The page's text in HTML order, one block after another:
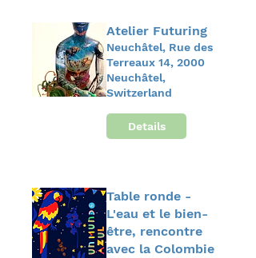
Atelier Futuring
Neuchâtel, Rue des
Terreaux 14, 2000
Neuchâtel,
Switzerland
Details
Table ronde -
L'eau et le bien-
être, rencontre
avec la Colombie